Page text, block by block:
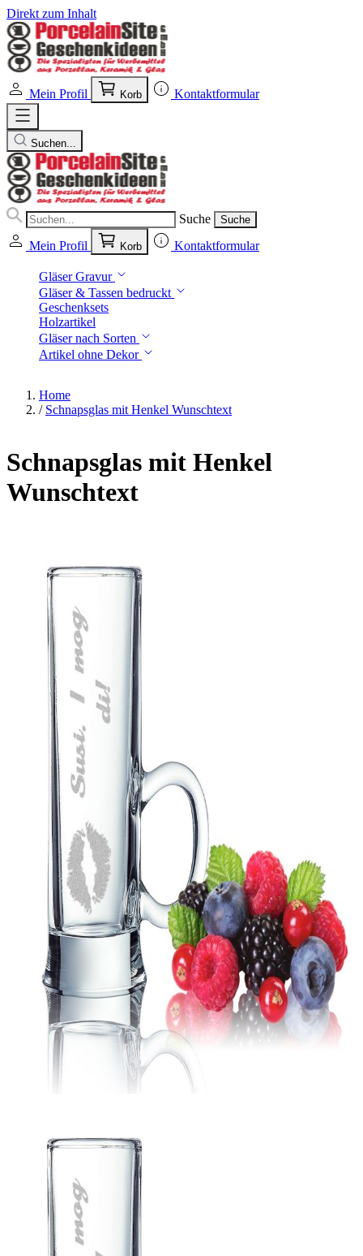
Direkt zum Inhalt
Mein Profil Korb Kontaktformular
Suchen...
Suche Suche
Mein Profil Korb Kontaktformular
Gläser Gravur
Gläser & Tassen bedruckt
Geschenksets
Holzartikel
Gläser nach Sorten
Artikel ohne Dekor
Home
/ Schnapsglas mit Henkel Wunschtext
Schnapsglas mit Henkel
Wunschtext